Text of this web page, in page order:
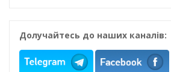
Долучайтесь до наших каналів: